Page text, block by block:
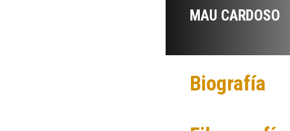
MAU CARDOSO
Biografía